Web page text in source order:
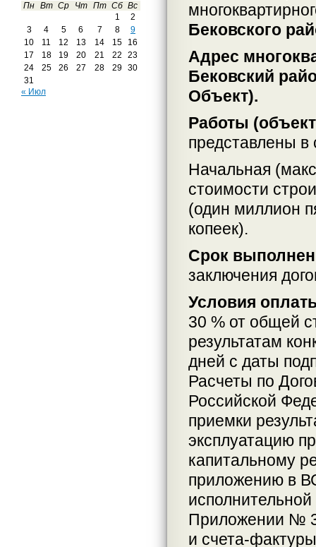
Пн Вт Ср Чт Пт Сб Вс
1
2
3
4 5 6 7 8
9
10
11 12 13 14 15
16
17
18 19 20 21 22
23
24
25 26 27 28 29
30
31
« Июл
Бековского
Адрес
Бековский
Объект).
Работы
представлены в
Начальная
стоимости
(один миллион
копеек).
Срок
заключения
Условия
30 % от общей
результатам
дней с даты
Расчеты по
Российской
приемки
эксплуатацию
капитальному
приложению в
Приложении № 3
и счета-